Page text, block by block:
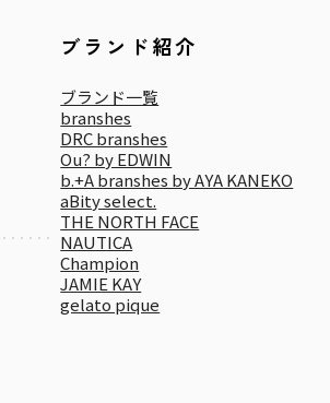
ブランド紹介
ブランド一覧
branshes
DRC branshes
Ou? by EDWIN
b.+A branshes by AYA KANEKO
aBity select.
THE NORTH FACE
NAUTICA
Champion
JAMIE KAY
gelato pique